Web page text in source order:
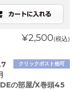
¥2,500(税込)
クリックポスト他可
の部屋/X巻頭45